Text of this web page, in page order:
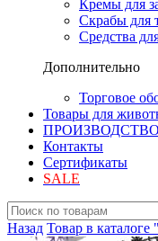
Кремы для
Скрабы для
Средства
Дополнительно
Торговое
Товары для
ПРОИЗВОДСТВО
Контакты
Сертификаты
SALE
Назад Товар в